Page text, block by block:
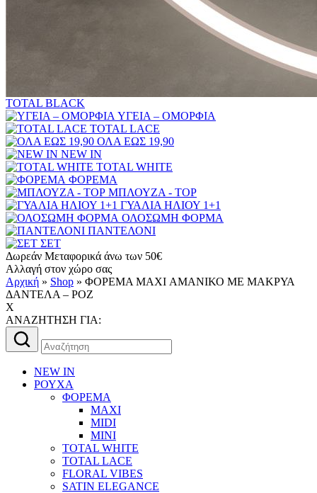
TOTAL BLACK
ΥΓΕΙΑ – ΟΜΟΡΦΙΑ
TOTAL LACE
ΟΛΑ ΕΩΣ 19,90
NEW IN
TOTAL WHITE
ΦΟΡΕΜΑ
ΜΠΛΟΥΖΑ - TOP
ΓΥΑΛΙΑ ΗΛΙΟΥ 1+1
ΟΛΟΣΩΜΗ ΦΟΡΜΑ
ΠΑΝΤΕΛΟΝΙ
ΣΕΤ
Δωρεάν Μεταφορικά άνω των 50€
Αλλαγή στον χώρο σας
Αρχική » Shop » ΦΟΡΕΜΑ MAXI ΑΜΑΝΙΚΟ ΜΕ ΜΑΚΡΥΑ
ΔΑΝΤΕΛΑ – ΡΟΖ
X
AΝΑΖΗΤΗΣΗ ΓΙΑ:
Αναζήτηση
για:
NEW IN
ΡΟΥΧΑ
ΦΟΡΕΜΑ
MAXI
MIDI
MINI
TOTAL WHITE
TOTAL LACE
FLORAL VIBES
SATIN ELEGANCE